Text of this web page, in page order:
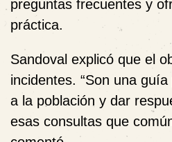
preguntas frecuentes y
práctica.
Sandoval explicó que el
incidentes. “Son una
a la población y dar
esas consultas que